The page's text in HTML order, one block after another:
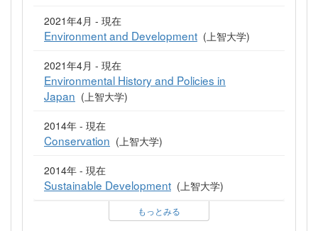
2021年4月 - 現在
Environment and Development (上智大学)
2021年4月 - 現在
Environmental History and Policies in
Japan (上智大学)
2014年 - 現在
Conservation (上智大学)
2014年 - 現在
Sustainable Development (上智大学)
もっとみる